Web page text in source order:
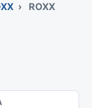
›
ROXX